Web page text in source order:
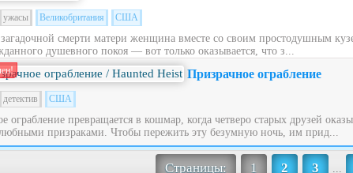
ужасы Великобритания США
смерти матери женщина вместе со своим простодушным
душевного покоя — вот только оказывается, что з...
Призрачное ограбление
детектив США
ограбление превращается в кошмар, когда четверо старых друзей
призраками. Чтобы пережить эту безумную ночь, им прид...
Страницы: 1 2 3 ...